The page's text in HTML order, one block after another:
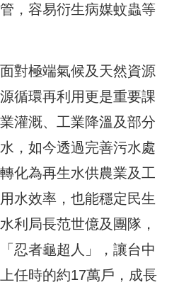
，容易衍生病媒蚊蟲等
對極端氣候及天然資源
循環再利用更是重要課
灌溉、工業降溫及部分
，如今透過完善污水處
化為再生水供農業及工
水效率，也能穩定民生
利局長范世億及團隊，
忍者龜超人」，讓台中
任時的約17萬戶，成長